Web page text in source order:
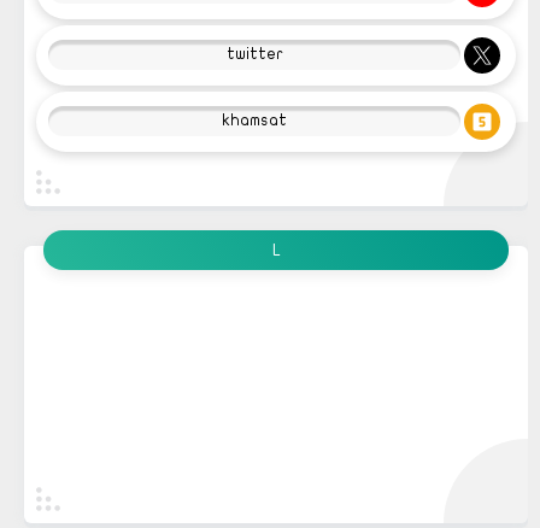
twitter
khamsat
L